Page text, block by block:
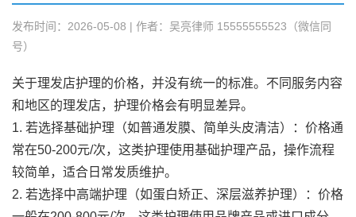
发布时间：2026-05-08 | 作者：吴亮律师 15555555523（微信同
号）
关于理发店护理的价格，并没有统一的标准。不同服务内容
和地区的理发店，护理价格会有明显差异。
1. 若选择基础护理（如普通发膜、简单头皮清洁）：价格通
常在50-200元/次，这类护理使用基础护理产品，操作流程
较简单，适合日常发质维护。
2. 若选择中高端护理（如蛋白矫正、深层滋养护理）：价格